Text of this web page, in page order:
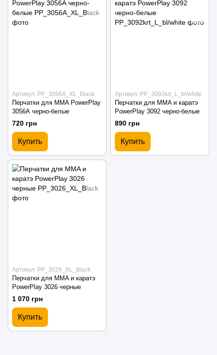
Артикул: PP_3056A_XL_Black
Перчатки для MMA PowerPlay
3056А черно-белые
720 грн
Купить
Артикул: PP_3092krt_L_bl/white
Перчатки для MMA и каратэ
PowerPlay 3092 черно-белые
890 грн
Купить
Артикул: PP_3026_XL_Black
Перчатки для MMA и каратэ
PowerPlay 3026 черные
1 070 грн
Купить